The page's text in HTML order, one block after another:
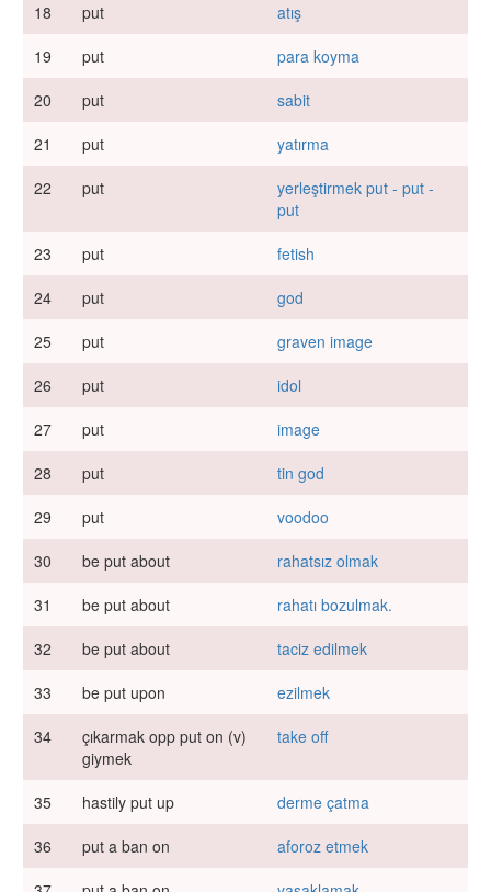
18
put
atış
19
put
para koyma
20
put
sabit
21
put
yatırma
22
put
yerleştirmek put - put -
put
23
put
fetish
24
put
god
25
put
graven image
26
put
idol
27
put
image
28
put
tin god
29
put
voodoo
30
be put about
rahatsız olmak
31
be put about
rahatı bozulmak.
32
be put about
taciz edilmek
33
be put upon
ezilmek
34
çıkarmak opp put on (v)
giymek
take off
35 hastily put up
derme çatma
36
put a ban on
aforoz etmek